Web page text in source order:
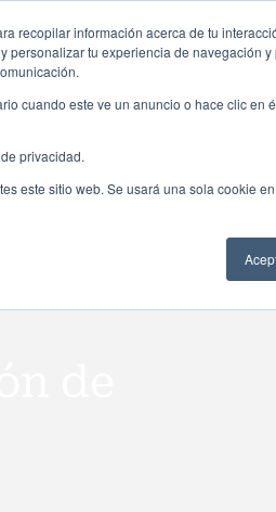
recopilar información acerca de tu
personalizar tu experiencia de navegación
cuando este ve un anuncio o hace clic en
privacidad.
este sitio web. Se usará una sola cookie